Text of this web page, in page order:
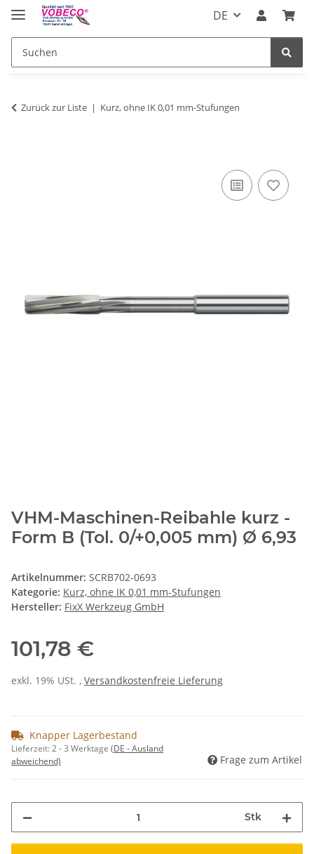
DE
Zurück zur Liste Kurz, ohne IK 0,01 mm-Stufungen
VHM-Maschinen-Reibahle kurz -
Form B (Tol. 0/+0,005 mm) Ø 6,93
Artikelnummer: SCRB702-0693
Kategorie: Kurz, ohne IK 0,01 mm-Stufungen
Hersteller: FixX Werkzeug GmbH
101,78 €
exkl. 19% USt. , Versandkostenfreie Lieferung
Knapper Lagerbestand
Lieferzeit:2 - 3 Werktage (DE - Ausland
abweichend)
Frage zum Artikel
Stk